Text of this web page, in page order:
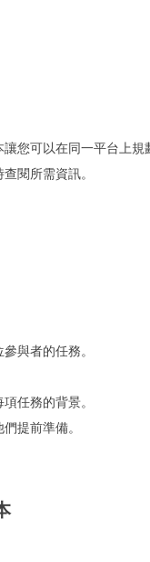
您可以在同一平台上
閱所需資訊。
與者的任務。
任務的背景。
提前準備。